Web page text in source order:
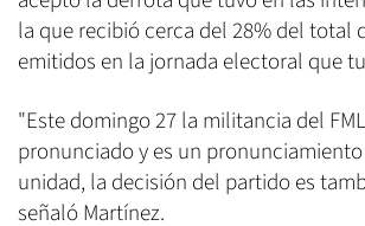
la que recibió cerca del 28% del total
emitidos en la jornada electoral que
"Este domingo 27 la militancia del
pronunciado y es un
unidad, la decisión del partido es
señaló Martínez.